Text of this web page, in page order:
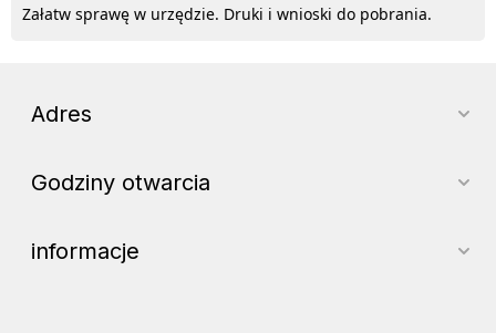
Załatw sprawę w urzędzie. Druki i wnioski do pobrania.
Adres
Godziny otwarcia
informacje